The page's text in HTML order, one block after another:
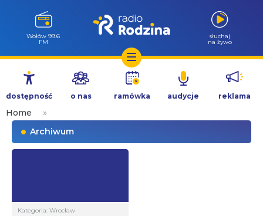
Przejdź
treści
Wołów 99.6
FM
słuchaj
na żywo
dostępność o nas ramówka audycje reklama
Home
»
Archiwum
Kategoria: Wrocław